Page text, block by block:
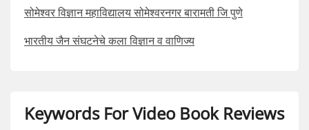
सोमेश्वर विज्ञान महाविद्यालय सोमेश्वरनगर बारामती जि पुणे
भारतीय जैन संघटनेचे कला विज्ञान व वाणिज्य
Keywords For Video Book Reviews